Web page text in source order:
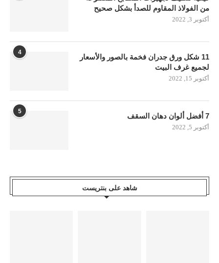
من الفولاذ المقاوم للصدأ بشكل صحيح
أكتوبر 3, 2022
4
11 شكل ورق جدران فخمة بالصور والأسعار
لجميع غرف البيت
أكتوبر 15, 2022
5
7 أفضل ألوان دهان السقف
أكتوبر 5, 2022
شاهد على بنتريست